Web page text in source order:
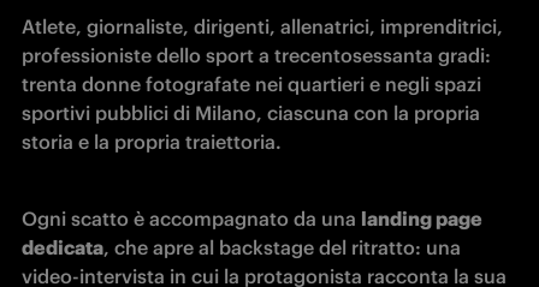
Atlete, giornaliste, dirigenti, allenatrici, imprenditrici,
professioniste dello sport a trecentosessanta gradi:
trenta donne fotografate nei quartieri e negli spazi
sportivi pubblici di Milano, ciascuna con la propria
storia e la propria traiettoria.
Ogni scatto è accompagnato da una landing page
dedicata, che apre al backstage del ritratto: una
video-intervista in cui la protagonista racconta la sua